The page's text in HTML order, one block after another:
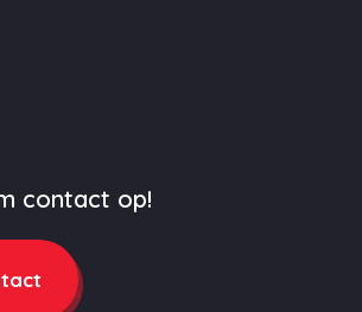
contact op!